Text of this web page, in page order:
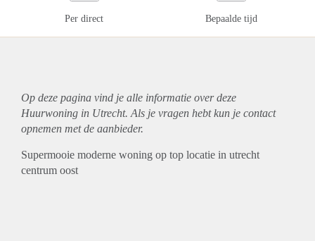
Per direct Bepaalde tijd
Op deze pagina vind je alle informatie over deze
Huurwoning in Utrecht. Als je vragen hebt kun je contact
opnemen met de aanbieder.
Supermooie moderne woning op top locatie in utrecht
centrum oost